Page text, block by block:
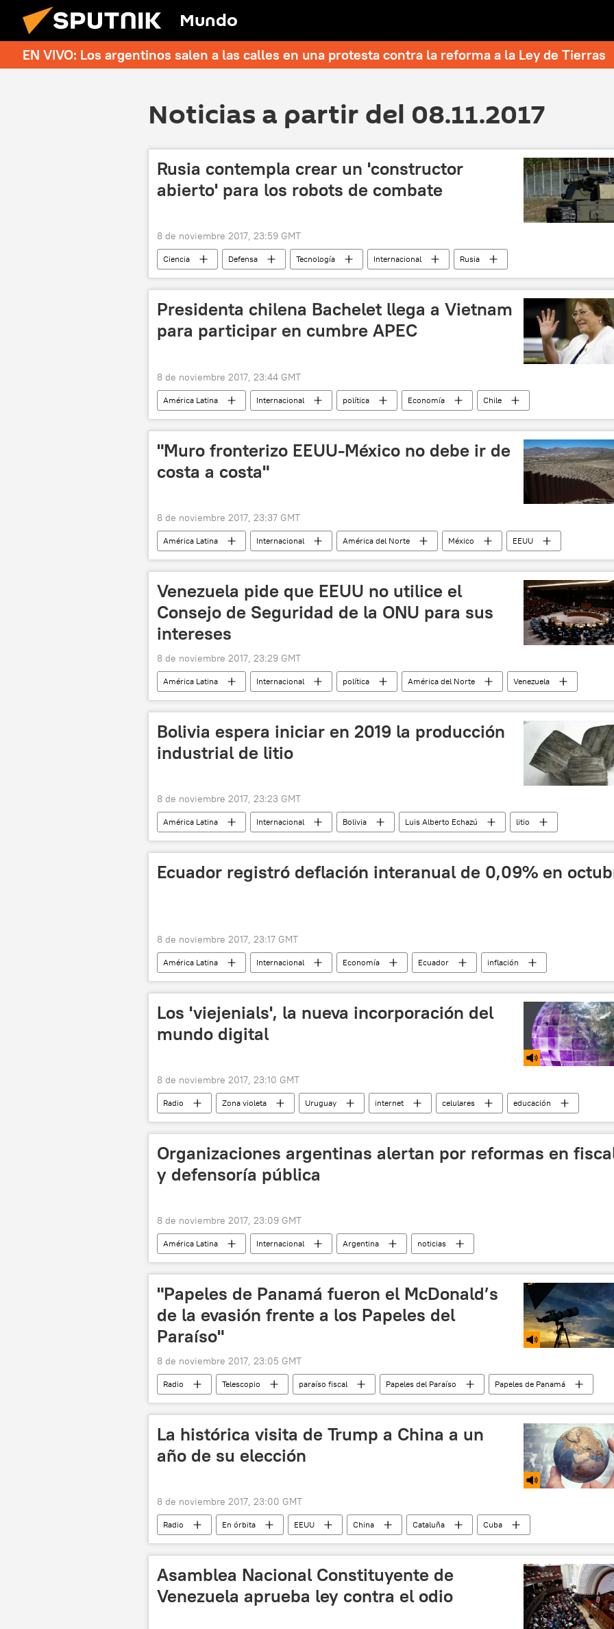
Mundo
EN VIVO: Los argentinos salen a las calles en una protesta contra la reforma a la Ley de Tierras
Noticias a partir del 08.11.2017
Rusia contempla crear un 'constructor
abierto' para los robots de combate
8 de noviembre 2017, 23:59 GMT
Ciencia Defensa Tecnología Internacional
Rusia
Fundación de Investigaciones Avanzadas (FPI)
robótica noticias
Presidenta chilena Bachelet llega a Vietnam
para participar en cumbre APEC
8 de noviembre 2017, 23:44 GMT
América Latina Internacional política Economía
Chile
Michelle Bachelet
APEC noticias
"Muro fronterizo EEUU-México no debe ir de
costa a costa"
8 de noviembre 2017, 23:37 GMT
América Latina Internacional América del Norte México
EEUU
Donald Trump
Kirstjen Nielsen El muro fronterizo entre EEUU y México noticias
Venezuela pide que EEUU no utilice el
Consejo de Seguridad de la ONU para sus
intereses
8 de noviembre 2017, 23:29 GMT
América Latina Internacional política América del Norte
Venezuela
EEUU
Rafael Ramírez Consejo de Seguridad de la ONU noticias
Bolivia espera iniciar en 2019 la producción
industrial de litio
8 de noviembre 2017, 23:23 GMT
América Latina Internacional Bolivia Luis Alberto Echazú
litio
noticias
Ecuador registró deflación interanual de 0,09% en
8 de noviembre 2017, 23:17 GMT
América Latina Internacional Economía Ecuador
inflación
deflación
noticias
Los 'viejenials', la nueva incorporación del
mundo digital
8 de noviembre 2017, 23:10 GMT
Radio Zona violeta Uruguay internet celulares
educación
mayores
Tecnología
Organizaciones argentinas alertan por reformas en
y defensoría pública
8 de noviembre 2017, 23:09 GMT
América Latina Internacional Argentina noticias
"Papeles de Panamá fueron el McDonald’s
de la evasión frente a los Papeles del
Paraíso"
8 de noviembre 2017, 23:05 GMT
Radio Telescopio paraíso fiscal Papeles del Paraíso Papeles de Panamá
La histórica visita de Trump a China a un
año de su elección
8 de noviembre 2017, 23:00 GMT
Radio En órbita EEUU China Cataluña
Cuba
Xi Jinping
Donald Trump Arturo López-Levy
Comisiones Obreras
huelga general
Asamblea Nacional Constituyente de
Venezuela aprueba ley contra el odio